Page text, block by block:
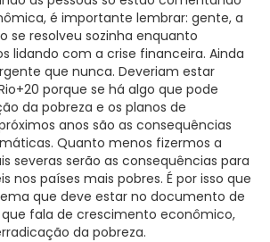
é importante lembrar: gente, a
se resolveu sozinha enquanto
lidando com a crise financeira. Ainda
que nunca. Deveriam estar
porque se há algo que pode
da pobreza e os planos de
anos são as consequências
Quanto menos fizermos a
severas serão as consequências para
nos países mais pobres. É por isso que
que deve estar no documento de
fala de crescimento econômico,
da pobreza.